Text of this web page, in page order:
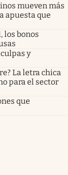
mueven más
apuesta que
los bonos
y
La letra chica
para el sector
que